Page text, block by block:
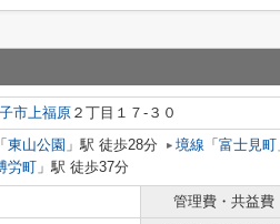
市上福原 ２丁目１７-３０
「 東山公園 」駅 徒歩28分 境線 「 富士見町
労町 」駅 徒歩37分
管理費・共益費